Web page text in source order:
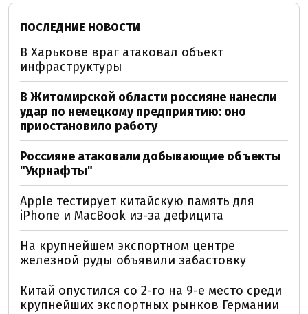
ПОСЛЕДНИЕ НОВОСТИ
В Харькове враг атаковал объект
инфраструктуры
В Житомирской области россияне нанесли
удар по немецкому предприятию: оно
приостановило работу
Россияне атаковали добывающие объекты
"Укрнафты"
Apple тестирует китайскую память для
iPhone и MacBook из-за дефицита
На крупнейшем экспортном центре
железной руды объявили забастовку
Китай опустился со 2-го на 9-е место среди
крупнейших экспортных рынков Германии